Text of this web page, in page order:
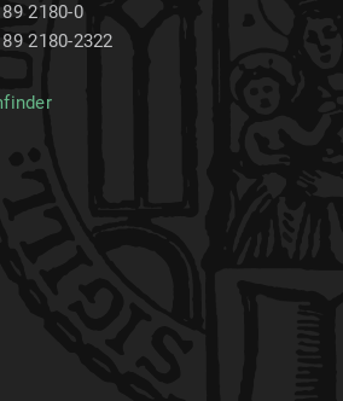
2180-0
2180-2322